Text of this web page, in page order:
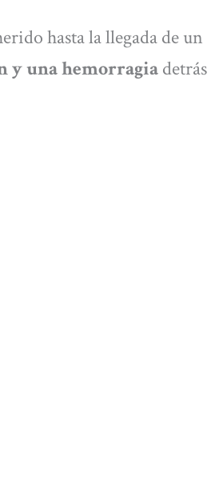
hasta la llegada de un
y una hemorragiadetrás